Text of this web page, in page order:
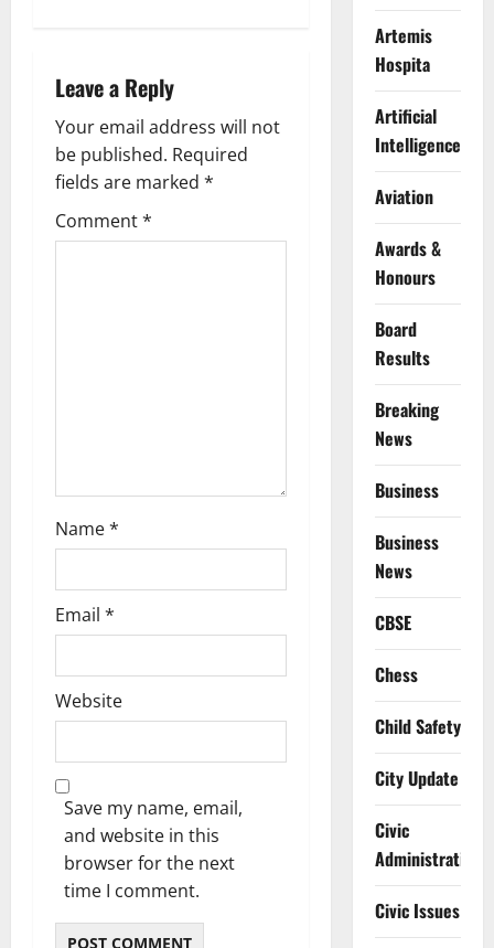
i
g
a
t
Leave a Reply
Your email address will not
be published. Required
fields are marked *
Comment*
Name*
Email *
Website
Save my name, email,
and website in this
browser for the next
time I comment.
Artemis
Hospita
Artificial
Intelligence
Aviation
Awards &
Honours
Board
Results
Breaking
News
Business
Business
News
CBSE
Chess
Child Safety
City Update
Civic
Administration
Civic Issues